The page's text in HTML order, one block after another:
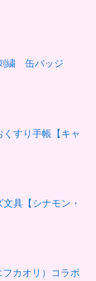
繍 缶バッジ
くすり手帳【キャ
具【シナモン・
カオリ）コラボ